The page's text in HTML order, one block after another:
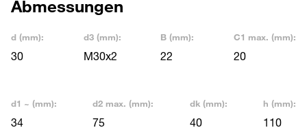
Abmessungen
d (mm):
30
d3 (mm):
M30x2
B (mm):
22
C1 max. (mm):
20
d1 ~ (mm):
34
d2 max. (mm):
75
dk (mm):
40
h (mm):
110